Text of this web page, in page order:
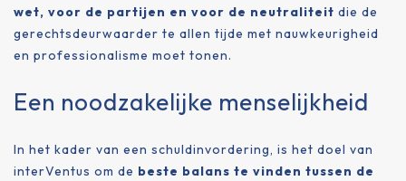
wet, voor de partijen en voor de neutraliteit die de
gerechtsdeurwaarder te allen tijde met nauwkeurigheid
en professionalisme moet tonen.
Een noodzakelijke menselijkheid
In het kader van een schuldinvordering, is het doel van
interVentus om de beste balans te vinden tussen de